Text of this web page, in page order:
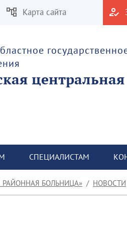
Карта сайта
СПЕЦИАЛИСТАМ
РАЙОННАЯ БОЛЬНИЦА» НОВОСТИ